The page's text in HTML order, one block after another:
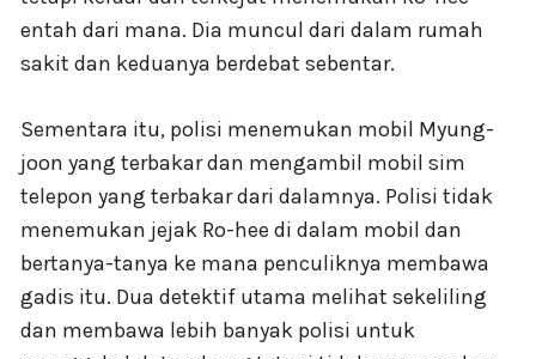
entah dari mana. Dia muncul dari dalam rumah
sakit dan keduanya berdebat sebentar.
Sementara itu, polisi menemukan mobil Myung-
joon yang terbakar dan mengambil mobil sim
telepon yang terbakar dari dalamnya. Polisi tidak
menemukan jejak Ro-hee di dalam mobil dan
bertanya-tanya ke mana penculiknya membawa
gadis itu. Dua detektif utama melihat sekeliling
dan membawa lebih banyak polisi untuk